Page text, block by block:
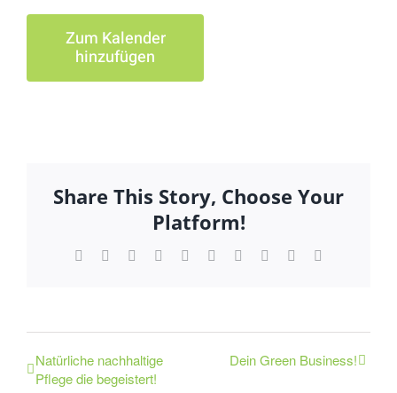
Zum Kalender
hinzufügen
Share This Story, Choose Your
Platform!
Facebook Reddit LinkedInWhatsApp
TumblrPinterest Xing
Natürliche nachhaltige
Pflege die begeistert!
Dein Green Business!